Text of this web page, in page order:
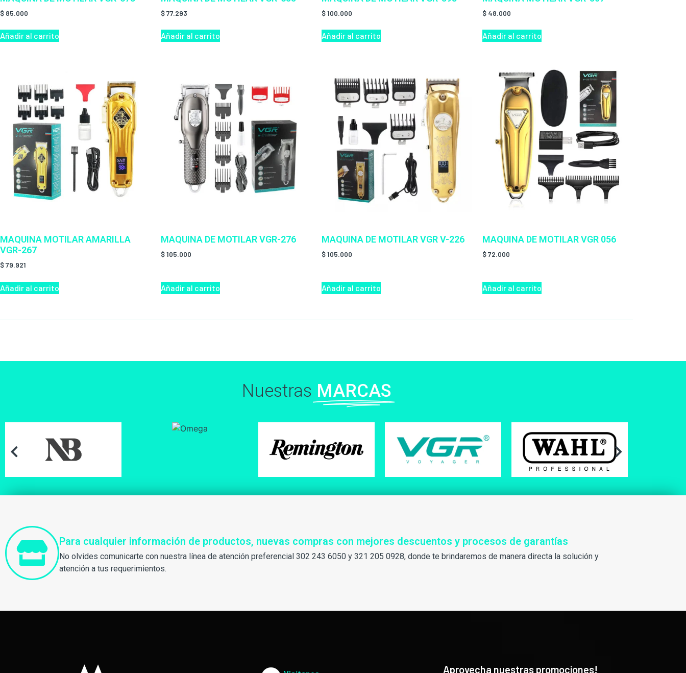
$ 85.000
Añadir al carrito
$77.293
Añadir al carrito
$100.000
Añadir al carrito
$ 48.000
Añadir al carrito
MAQUINA MOTILAR AMARILLA
VGR-267
$79.921
Añadir al carrito
MAQUINA DE MOTILAR VGR-276
$105.000
Añadir al carrito
MAQUINA DE MOTILAR VGR V-226
$105.000
Añadir al carrito
MAQUINA DE MOTILAR VGR 056
$72.000
Añadir al carrito
Nuestras MARCAS
Para cualquier información de productos, nuevas compras con mejores descuentos y procesos de garantías
No olvides comunicarte con nuestra línea de atención preferencial 302 243 6050 y 321 205 0928, donde te brindaremos de manera directa la solución y
atención a tus requerimientos.
Aprovecha nuestras promociones!